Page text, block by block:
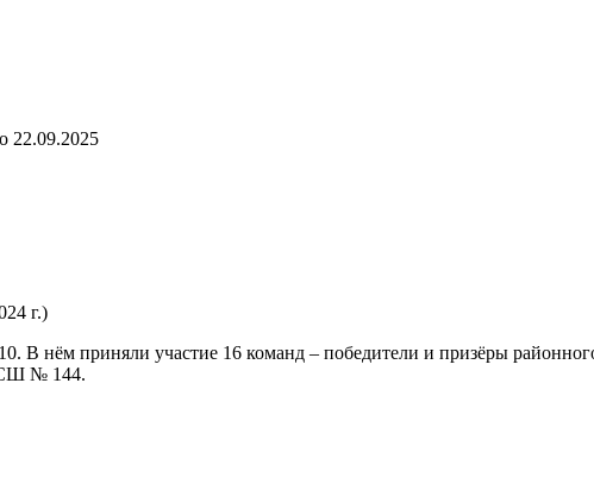
22.09.2025
г.)
нём приняли участие 16 команд – победители и призёры
№ 144.